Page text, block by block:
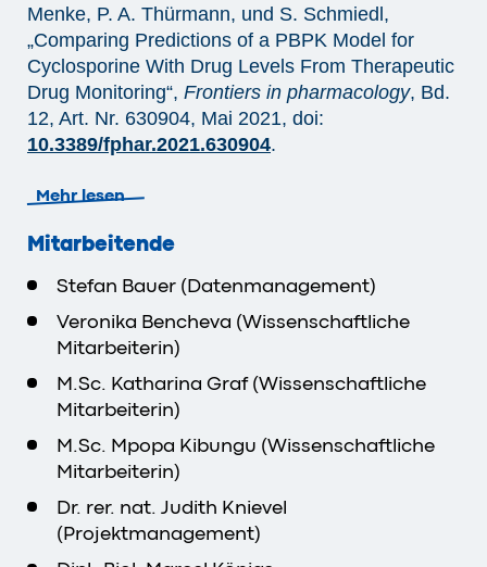
Menke, P. A. Thürmann, und S. Schmiedl,
„Comparing Predictions of a PBPK Model for
Cyclosporine With Drug Levels From Therapeutic
Drug Monitoring“, Frontiers in pharmacology, Bd.
12, Art. Nr. 630904, Mai 2021, doi:
10.3389/fphar.2021.630904.
Mehr lesen
Mitarbeitende
Stefan Bauer (Datenmanagement)
Veronika Bencheva (Wissenschaftliche
Mitarbeiterin)
M.Sc. Katharina Graf (Wissenschaftliche
Mitarbeiterin)
M.Sc. Mpopa Kibungu (Wissenschaftliche
Mitarbeiterin)
Dr. rer. nat. Judith Knievel
(Projektmanagement)